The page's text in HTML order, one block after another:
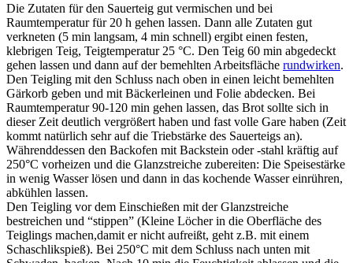
Die Zutaten für den Sauerteig gut vermischen und bei
Raumtemperatur für 20 h gehen lassen. Dann alle Zutaten gut
verkneten (5 min langsam, 4 min schnell) ergibt einen festen,
klebrigen Teig, Teigtemperatur 25 °C. Den Teig 60 min abgedeckt
gehen lassen und dann auf der bemehlten Arbeitsfläche rundwirken.
Den Teigling mit den Schluss nach oben in einen leicht bemehlten
Gärkorb geben und mit Bäckerleinen und Folie abdecken. Bei
Raumtemperatur 90-120 min gehen lassen, das Brot sollte sich in
dieser Zeit deutlich vergrößert haben und fast volle Gare haben (Zeit
kommt natürlich sehr auf die Triebstärke des Sauerteigs an).
Währenddessen den Backofen mit Backstein oder -stahl kräftig auf
250°C vorheizen und die Glanzstreiche zubereiten: Die Speisestärke
in wenig Wasser lösen und dann in das kochende Wasser einrühren,
abkühlen lassen.
Den Teigling vor dem Einschießen mit der Glanzstreiche
bestreichen und “stippen” (Kleine Löcher in die Oberfläche des
Teiglings machen,damit er nicht aufreißt, geht z.B. mit einem
Schaschlikspieß). Bei 250°C mit dem Schluss nach unten mit